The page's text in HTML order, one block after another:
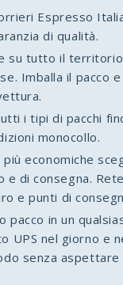
Espresso
di qualità.
su tutto il
Imballa il pacco e
i tipi di pacchi
monocollo.
più economiche
e di consegna.
e punti di
pacco in un
UPS nel giorno e
senza aspettare